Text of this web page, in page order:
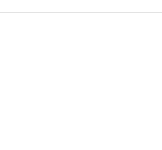
稳定器的转向胶套和球头